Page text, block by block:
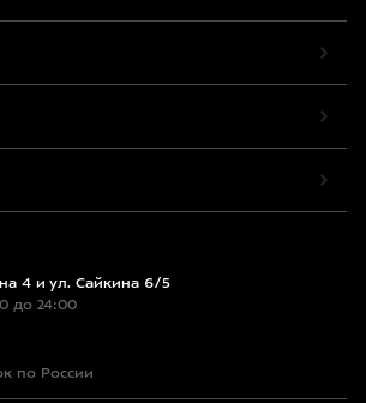
4 и ул. Сайкина 6/5
до 24:00
по России